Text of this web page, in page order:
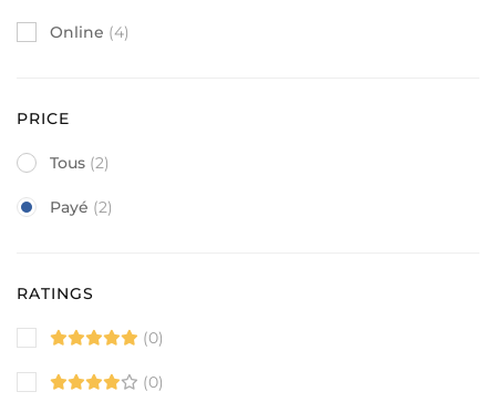
Online (4)
PRICE
Tous (2)
Payé (2)
RATINGS
(0)
(0)